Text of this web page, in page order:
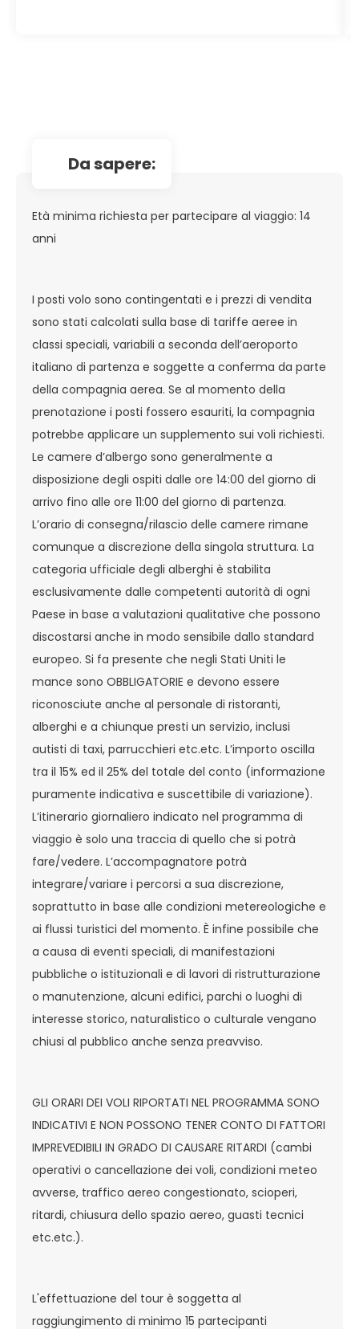
da sapere:
Età minima richiesta per partecipare al viaggio: 14
anni
I posti volo sono contingentati e i prezzi di vendita
sono stati calcolati sulla base di tariffe aeree in
classi speciali, variabili a seconda dell’aeroporto
italiano di partenza e soggette a conferma da parte
della compagnia aerea. Se al momento della
prenotazione i posti fossero esauriti, la compagnia
potrebbe applicare un supplemento sui voli richiesti.
Le camere d’albergo sono generalmente a
disposizione degli ospiti dalle ore 14:00 del giorno di
arrivo fino alle ore 11:00 del giorno di partenza.
L’orario di consegna/rilascio delle camere rimane
comunque a discrezione della singola struttura. La
categoria ufficiale degli alberghi è stabilita
esclusivamente dalle competenti autorità di ogni
Paese in base a valutazioni qualitative che possono
discostarsi anche in modo sensibile dallo standard
europeo. Si fa presente che negli Stati Uniti le
mance sono OBBLIGATORIE e devono essere
riconosciute anche al personale di ristoranti,
alberghi e a chiunque presti un servizio, inclusi
autisti di taxi, parrucchieri etc.etc. L’importo oscilla
tra il 15% ed il 25% del totale del conto (informazione
puramente indicativa e suscettibile di variazione).
L’itinerario giornaliero indicato nel programma di
viaggio è solo una traccia di quello che si potrà
fare/vedere. L’accompagnatore potrà
integrare/variare i percorsi a sua discrezione,
soprattutto in base alle condizioni metereologiche e
ai flussi turistici del momento. È infine possibile che
a causa di eventi speciali, di manifestazioni
pubbliche o istituzionali e di lavori di ristrutturazione
o manutenzione, alcuni edifici, parchi o luoghi di
interesse storico, naturalistico o culturale vengano
chiusi al pubblico anche senza preavviso.
GLI ORARI DEI VOLI RIPORTATI NEL PROGRAMMA SONO
INDICATIVI E NON POSSONO TENER CONTO DI FATTORI
IMPREVEDIBILI IN GRADO DI CAUSARE RITARDI (cambi
operativi o cancellazione dei voli, condizioni meteo
avverse, traffico aereo congestionato, scioperi,
ritardi, chiusura dello spazio aereo, guasti tecnici
etc.etc.).
L'effettuazione del tour è soggetta al
raggiungimento di minimo 15 partecipanti